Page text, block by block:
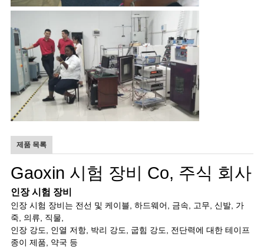
제품 목록
Gaoxin 시험 장비 Co, 주식 회사
인장 시험 장비
인장 시험 장비는 전선 및 케이블, 하드웨어, 금속, 고무, 신발, 가
죽, 의류, 직물,
인장 강도, 인열 저항, 박리 강도, 굽힘 강도, 전단력에 대한 테이프
종이 제품, 약국 등